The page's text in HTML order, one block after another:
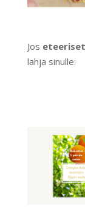
Jos
lahja sinulle: